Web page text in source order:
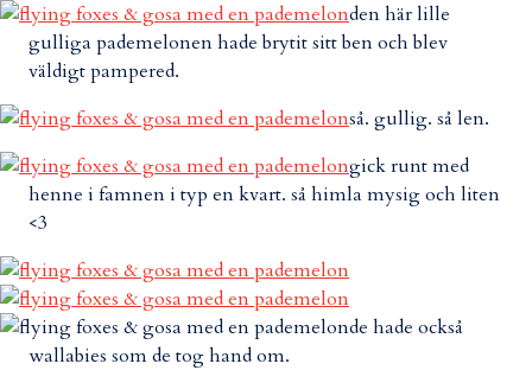
den här lille
gulliga pademelonen hade brytit sitt ben och blev
väldigt pampered.
så. gullig. så len.
gick runt med
henne i famnen i typ en kvart. så himla mysig och liten
<3
de hade också
wallabies som de tog hand om.